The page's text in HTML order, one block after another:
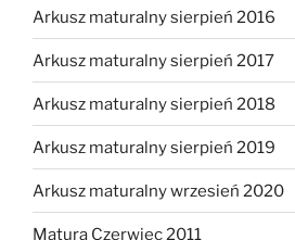
Arkusz maturalny sierpień 2016
Arkusz maturalny sierpień 2017
Arkusz maturalny sierpień 2018
Arkusz maturalny sierpień 2019
Arkusz maturalny wrzesień 2020
Matura Czerwiec 2011